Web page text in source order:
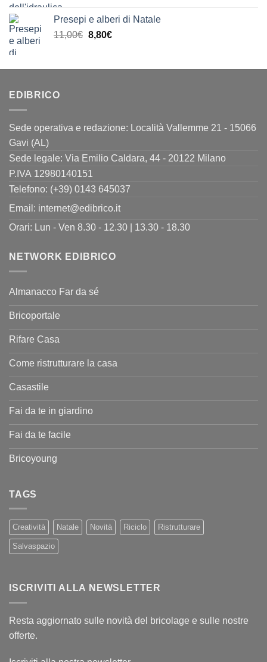
era:
23,00€.
è:
Presepi e alberi di Natale
11,00€ Il
era:
8,80€Il
è:
EDIBRICO
Sede operativa e redazione: Località Vallemme 21 - 15066
Gavi (AL)
Sede legale: Via Emilio Caldara, 44 - 20122 Milano
P.IVA 12980140151
Telefono: (+39) 0143 645037
Email: internet@edibrico.it
Orari: Lun - Ven 8.30 - 12.30 | 13.30 - 18.30
NETWORK EDIBRICO
Almanacco Far da sé
Bricoportale
Rifare Casa
Come ristrutturare la casa
Casastile
Fai da te in giardino
Fai da te facile
Bricoyoung
TAGS
Creatività Natale Novità Riciclo Ristrutturare
Salvaspazio
ISCRIVITI ALLA NEWSLETTER
Resta aggiornato sulle novità del bricolage e sulle nostre
offerte.